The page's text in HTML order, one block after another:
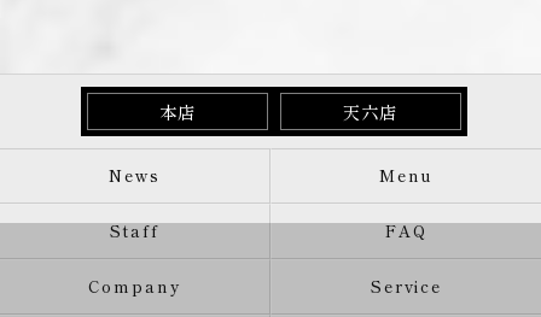
本店 天六店
News Menu
Staff FAQ
Company Service